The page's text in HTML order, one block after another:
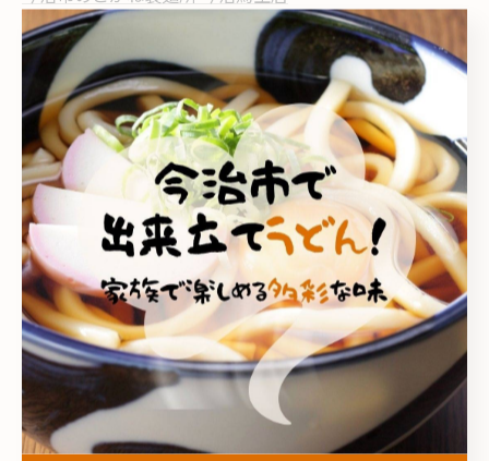
今治市のこがね製麺所 今治ハローズ中寺店
今治市にて家族向けの環境
今治市にてテイクアウトメニュー
今治市にて充実したランチ
今治市にてお子様メニュー案内
--------------------------------------------------------------------
--